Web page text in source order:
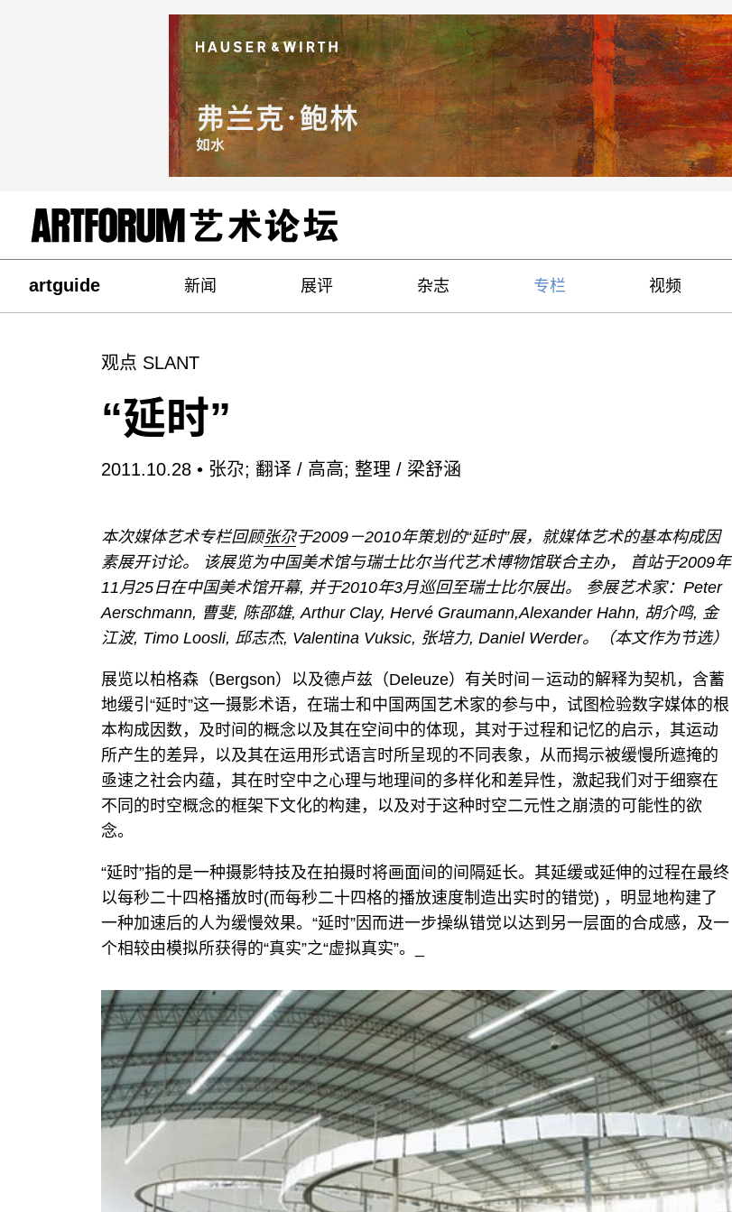
artguide 新闻 展评 杂志 专栏 视频
观点 SLANT
“延时”
2011.10.28 • 张尕; 翻译 / 高高; 整理 / 梁舒涵
本次媒体艺术专栏回顾张尕于2009－2010年策划的“延时”展，就媒体艺术的基本构成因
素展开讨论。 该展览为中国美术馆与瑞士比尔当代艺术博物馆联合主办， 首站于2009年
11月25日在中国美术馆开幕, 并于2010年3月巡回至瑞士比尔展出。 参展艺术家：Peter
Aerschmann, 曹斐, 陈邵雄, Arthur Clay, Hervé Graumann,Alexander Hahn, 胡介鸣, 金
江波, Timo Loosli, 邱志杰, Valentina Vuksic, 张培力, Daniel Werder。（本文作为节选）
展览以柏格森（Bergson）以及德卢兹（Deleuze）有关时间－运动的解释为契机，含蓄
地缓引“延时”这一摄影术语，在瑞士和中国两国艺术家的参与中，试图检验数字媒体的根
本构成因数，及时间的概念以及其在空间中的体现，其对于过程和记忆的启示，其运动
所产生的差异，以及其在运用形式语言时所呈现的不同表象，从而揭示被缓慢所遮掩的
亟速之社会内蕴，其在时空中之心理与地理间的多样化和差异性，激起我们对于细察在
不同的时空概念的框架下文化的构建，以及对于这种时空二元性之崩溃的可能性的欲
念。
“延时”指的是一种摄影特技及在拍摄时将画面间的间隔延长。其延缓或延伸的过程在最终
以每秒二十四格播放时(而每秒二十四格的播放速度制造出实时的错觉) ，明显地构建了
一种加速后的人为缓慢效果。“延时”因而进一步操纵错觉以达到另一层面的合成感，及一
个相较由模拟所获得的“真实”之“虚拟真实”。_